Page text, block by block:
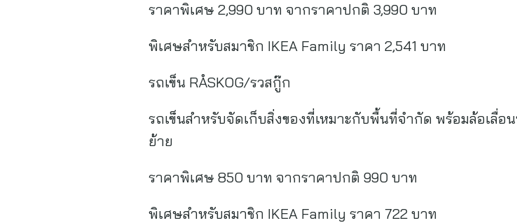
ราคาพิเศษ 2,990 บาท จากราคาปกติ 3,990 บาท
พิเศษสำหรับสมาชิก IKEA Family ราคา 2,541 บาท
รถเข็น RÅSKOG/รวสกู๊ก
รถเข็นสำหรับจัดเก็บสิ่งของที่เหมาะกับพื้นที่จำกัด พร้อมล้อเลื่อ
ย้าย
ราคาพิเศษ 850 บาท จากราคาปกติ 990 บาท
พิเศษสำหรับสมาชิก IKEA Family ราคา 722 บาท